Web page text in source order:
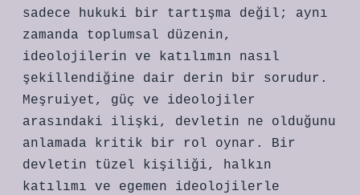
sadece hukuki bir tartışma değil; aynı
zamanda toplumsal düzenin,
ideolojilerin ve katılımın nasıl
şekillendiğine dair derin bir sorudur.
Meşruiyet, güç ve ideolojiler
arasındaki ilişki, devletin ne olduğunu
anlamada kritik bir rol oynar. Bir
devletin tüzel kişiliği, halkın
katılımı ve egemen ideolojilerle